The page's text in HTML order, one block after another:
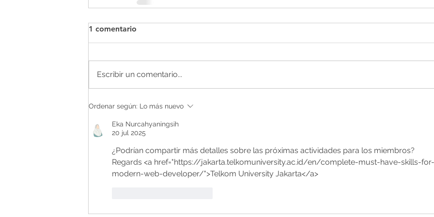
1 comentario
Escribir un comentario...
Ordenar según: Lo más nuevo
Eka Nurcahyaningsih
20 jul 2025
¿Podrían compartir más detalles sobre las próximas actividades para los miembros?
Regards <a href="https://jakarta.telkomuniversity.ac.id/en/complete-must-have-skills-
modern-web-developer/">Telkom University Jakarta</a>